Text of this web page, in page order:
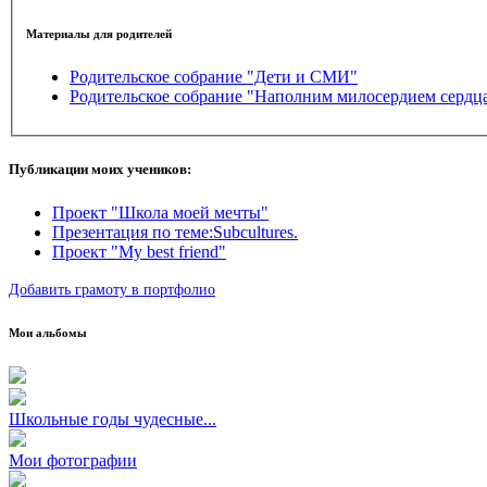
Материалы для родителей
Родительское собрание "Дети и СМИ"
Родительское собрание "Наполним милосердием
Публикации моих учеников:
Проект "Школа моей мечты"
Презентация по теме:Subcultures.
Проект "My best friend"
Добавить грамоту в портфолио
Мои альбомы
Школьные годы чудесные...
Мои фотографии